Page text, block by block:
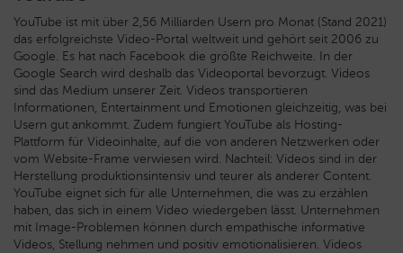
YouTube ist mit über 2,56 Milliarden Usern pro Monat (Stand 2021)
das erfolgreichste Video-Portal weltweit und gehört seit 2006 zu
Google. Es hat nach Facebook die größte Reichweite. In der
Google Search wird deshalb das Videoportal bevorzugt. Videos
sind das Medium unserer Zeit. Videos transportieren
Informationen, Entertainment und Emotionen gleichzeitig, was bei
Usern gut ankommt. Zudem fungiert YouTube als Hosting-
Plattform für Videoinhalte, auf die von anderen Netzwerken oder
vom Website-Frame verwiesen wird. Nachteil: Videos sind in der
Herstellung produktionsintensiv und teurer als anderer Content.
YouTube eignet sich für alle Unternehmen, die was zu erzählen
haben, das sich in einem Video wiedergeben lässt. Unternehmen
mit Image-Problemen können durch empathische informative
Videos, Stellung nehmen und positiv emotionalisieren. Videos